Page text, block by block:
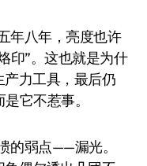
年八年，亮度也许
印”。这也就是为什
力工具，最后仍
它不惹事。
的弱点——漏光。